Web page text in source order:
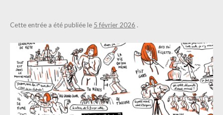
Cette entrée a été publiée le 5 février 2026 .